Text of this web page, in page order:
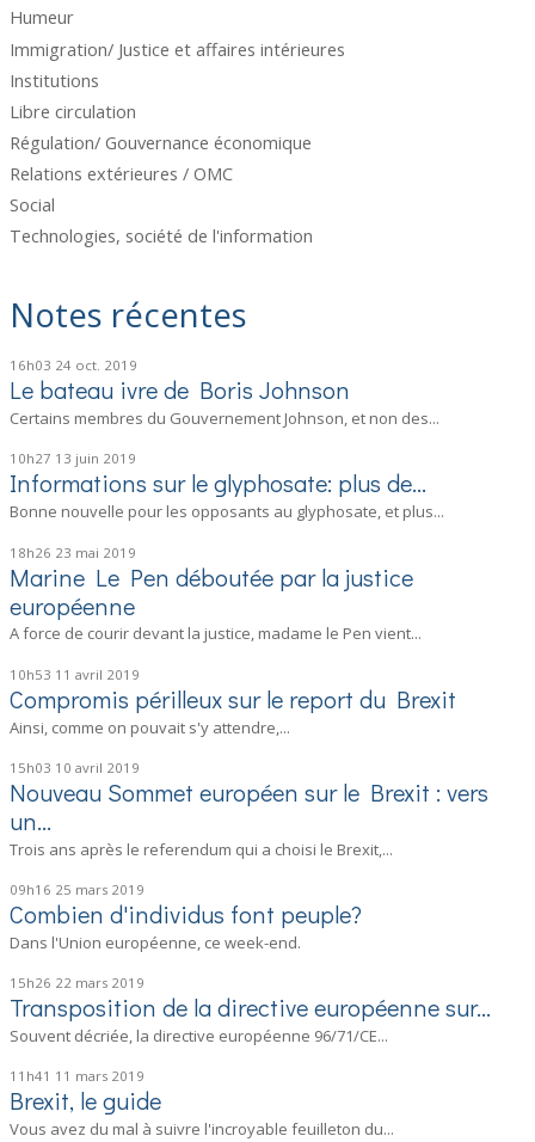
Humeur
Immigration/ Justice et affaires intérieures
Institutions
Libre circulation
Régulation/ Gouvernance économique
Relations extérieures / OMC
Social
Technologies, société de l'information
Notes récentes
16h03 24 oct. 2019
Le bateau ivre de Boris Johnson
Certains membres du Gouvernement Johnson, et non des...
10h27 13 juin 2019
Informations sur le glyphosate: plus de...
Bonne nouvelle pour les opposants au glyphosate, et plus...
18h26 23 mai 2019
Marine Le Pen déboutée par la justice
européenne
A force de courir devant la justice, madame le Pen vient...
10h53 11 avril 2019
Compromis périlleux sur le report du Brexit
Ainsi, comme on pouvait s'y attendre,...
15h03 10 avril 2019
Nouveau Sommet européen sur le Brexit : vers
un...
Trois ans après le referendum qui a choisi le Brexit,...
09h16 25 mars 2019
Combien d'individus font peuple?
Dans l'Union européenne, ce week-end.
15h26 22 mars 2019
Transposition de la directive européenne sur...
Souvent décriée, la directive européenne 96/71/CE...
11h41 11 mars 2019
Brexit, le guide
Vous avez du mal à suivre l'incroyable feuilleton du...